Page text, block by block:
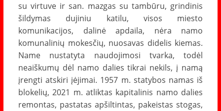
su virtuve ir san. mazgas su tambūru, grindinis
šildymas dujiniu katilu, visos miesto
komunikacijos, dalinė apdaila, nėra namo
komunalinių mokesčių, nuosavas didelis kiemas.
Name nustatyta naudojimosi tvarka, todėl
neaiškumų dėl namo dalies tikrai nekils, į namą
įrengti atskiri įėjimai. 1957 m. statybos namas iš
blokelių, 2021 m. atliktas kapitalinis namo dalies
remontas, pastatas apšiltintas, pakeistas stogas,